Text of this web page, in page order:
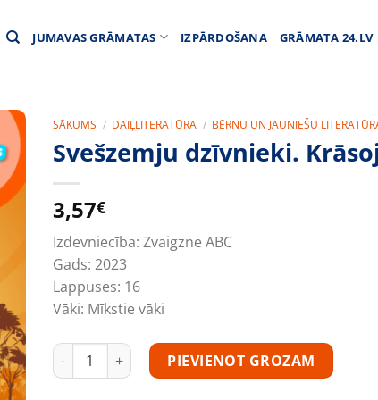
JUMAVAS GRĀMATAS IZPĀRDOŠANA GRĀMATA 24.LV
SĀKUMS / DAIĻLITERATŪRA / BĒRNU UN JAUNIEŠU
Svešzemju dzīvnieki.
3,57€
Izdevniecība: Zvaigzne ABC
Gads: 2023
Lappuses: 16
Vāki: Mīkstie vāki
Svešzemju dzīvnieki. Krāsojamā grāmata daudzums
PIEVIENOT GROZAM